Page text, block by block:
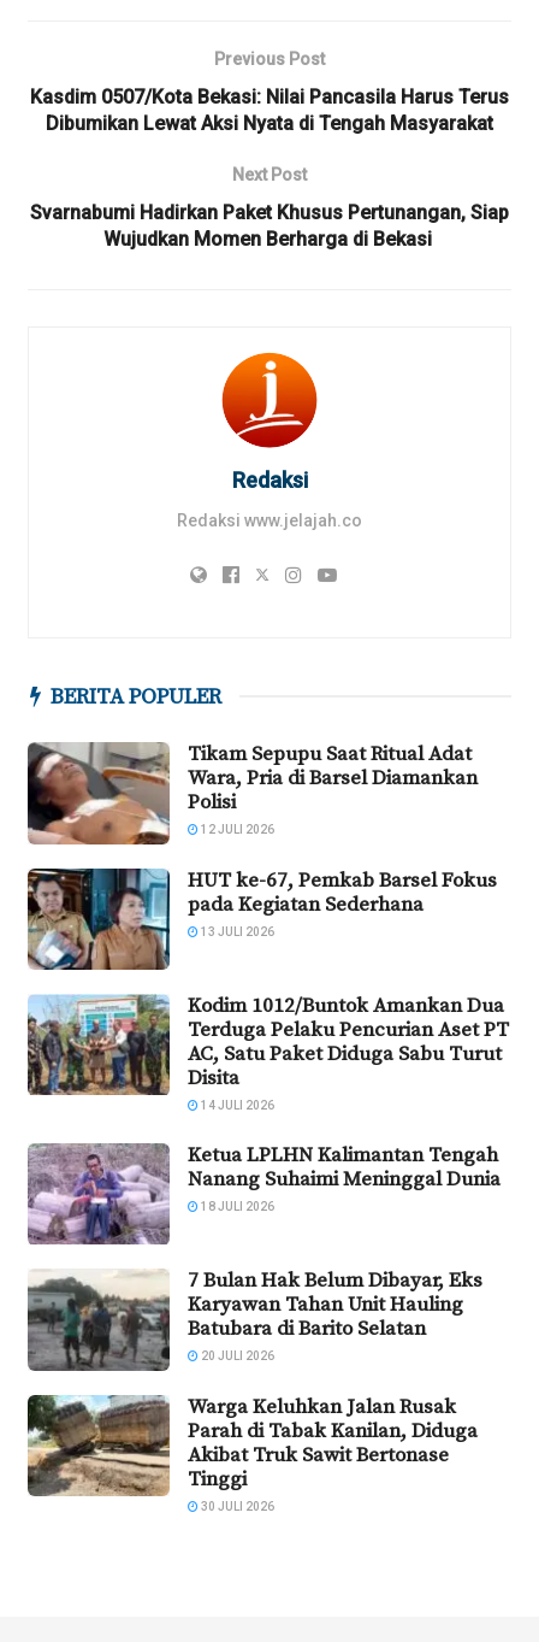
Previous Post
Kasdim 0507/Kota Bekasi: Nilai Pancasila Harus Terus
Dibumikan Lewat Aksi Nyata di Tengah Masyarakat
Next Post
Svarnabumi Hadirkan Paket Khusus Pertunangan, Siap
Wujudkan Momen Berharga di Bekasi ‎
Redaksi
Redaksi www.jelajah.co
BERITA POPULER
Tikam Sepupu Saat Ritual Adat
Wara, Pria di Barsel Diamankan
Polisi
12 JULI 2026
HUT ke-67, Pemkab Barsel Fokus
pada Kegiatan Sederhana
13 JULI 2026
Kodim 1012/Buntok Amankan Dua
Terduga Pelaku Pencurian Aset PT
AC, Satu Paket Diduga Sabu Turut
Disita
14 JULI 2026
Ketua LPLHN Kalimantan Tengah
Nanang Suhaimi Meninggal Dunia
18 JULI 2026
7 Bulan Hak Belum Dibayar, Eks
Karyawan Tahan Unit Hauling
Batubara di Barito Selatan
20 JULI 2026
Warga Keluhkan Jalan Rusak
Parah di Tabak Kanilan, Diduga
Akibat Truk Sawit Bertonase
Tinggi
30 JULI 2026